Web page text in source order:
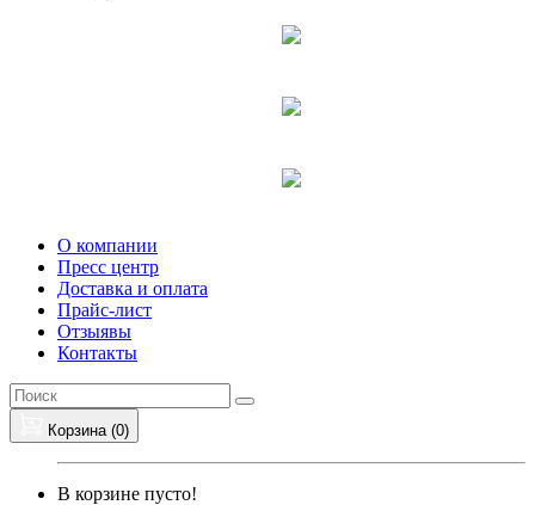
О компании
Пресс центр
Доставка и оплата
Прайс-лист
Отзыявы
Контакты
Корзина (0)
В корзине пусто!